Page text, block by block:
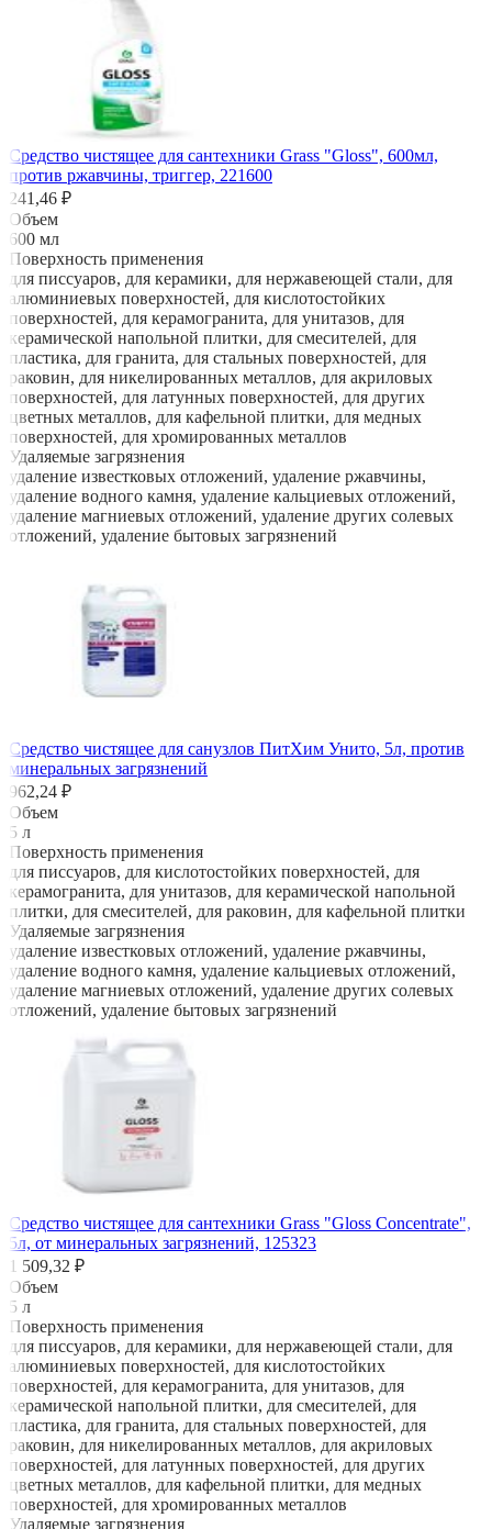
Средство чистящее для сантехники Grass "Gloss", 600мл,
против ржавчины, триггер, 221600
241,46 ₽
Объем
600 мл
Поверхность применения
для писсуаров, для керамики, для нержавеющей стали, для
алюминиевых поверхностей, для кислотостойких
поверхностей, для керамогранита, для унитазов, для
керамической напольной плитки, для смесителей, для
пластика, для гранита, для стальных поверхностей, для
раковин, для никелированных металлов, для акриловых
поверхностей, для латунных поверхностей, для других
цветных металлов, для кафельной плитки, для медных
поверхностей, для хромированных металлов
Удаляемые загрязнения
удаление известковых отложений, удаление ржавчины,
удаление водного камня, удаление кальциевых отложений,
удаление магниевых отложений, удаление других солевых
отложений, удаление бытовых загрязнений
Средство чистящее для санузлов ПитХим Унито, 5л, против
минеральных загрязнений
962,24 ₽
Объем
5 л
Поверхность применения
для писсуаров, для кислотостойких поверхностей, для
керамогранита, для унитазов, для керамической напольной
плитки, для смесителей, для раковин, для кафельной плитки
Удаляемые загрязнения
удаление известковых отложений, удаление ржавчины,
удаление водного камня, удаление кальциевых отложений,
удаление магниевых отложений, удаление других солевых
отложений, удаление бытовых загрязнений
Средство чистящее для сантехники Grass "Gloss Concentrate",
5л, от минеральных загрязнений, 125323
1 509,32 ₽
Объем
5 л
Поверхность применения
для писсуаров, для керамики, для нержавеющей стали, для
алюминиевых поверхностей, для кислотостойких
поверхностей, для керамогранита, для унитазов, для
керамической напольной плитки, для смесителей, для
пластика, для гранита, для стальных поверхностей, для
раковин, для никелированных металлов, для акриловых
поверхностей, для латунных поверхностей, для других
цветных металлов, для кафельной плитки, для медных
поверхностей, для хромированных металлов
Удаляемые загрязнения